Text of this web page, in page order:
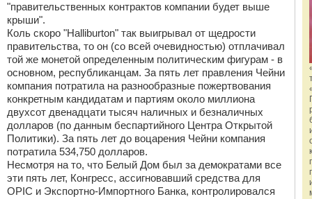
"правительственных контрактов компании будет выше
крыши".
Коль скоро "Halliburton" так выигрывал от щедрости
правительства, то он (со всей очевидностью) отплачивал
той же монетой определенным политическим фигурам - в
основном, республиканцам. За пять лет правления Чейни
компания потратила на разнообразные пожертвования
конкретным кандидатам и партиям около миллиона
двухсот двенадцати тысяч наличных и безналичных
долларов (по данным беспартийного Центра Открытой
Политики). За пять лет до воцарения Чейни компания
потратила 534,750 долларов.
Несмотря на то, что Белый Дом был за демократами все
эти пять лет, Конгресс, ассигновавший средства для
OPIC и Экспортно-Импортного Банка, контролировался